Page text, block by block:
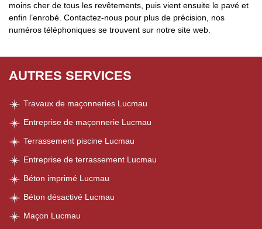
moins cher de tous les revêtements, puis vient ensuite le pavé et
enfin l’enrobé. Contactez-nous pour plus de précision, nos
numéros téléphoniques se trouvent sur notre site web.
AUTRES SERVICES
Travaux de maçonneries Lucmau
Entreprise de maçonnerie Lucmau
Terrassement piscine Lucmau
Entreprise de terrassement Lucmau
Béton imprimé Lucmau
Béton désactivé Lucmau
Maçon Lucmau